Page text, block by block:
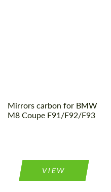
Mirrors carbon for BMW
M8 Coupe F91/F92/F93
VIEW